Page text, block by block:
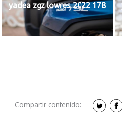
yadea zgz lowres 2022 178
Compartir contenido: